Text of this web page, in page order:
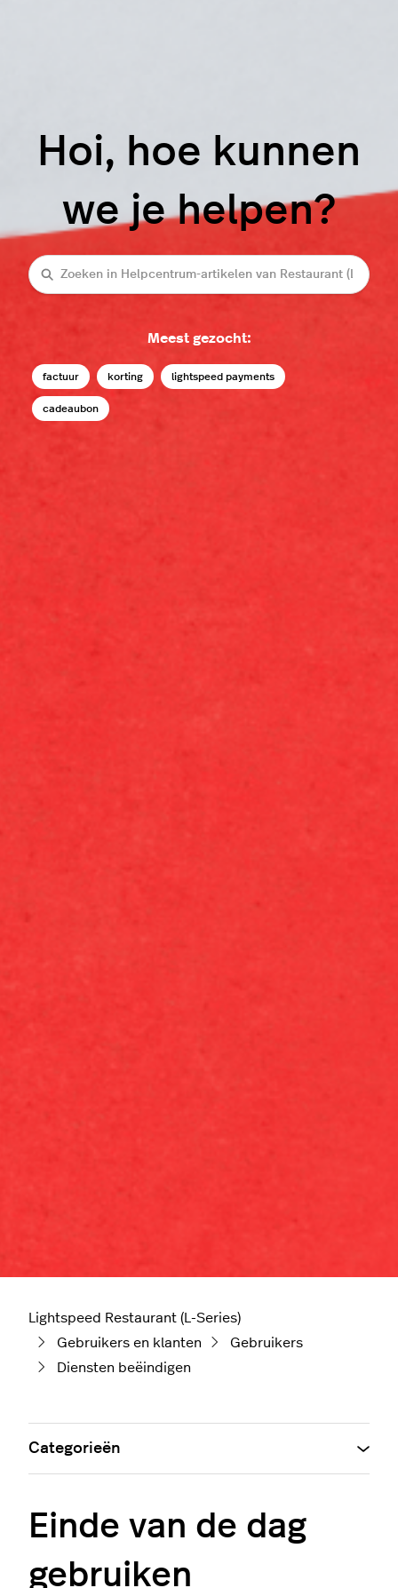
Hoi, hoe kunnen
we je helpen?
Zoeken
Meest gezocht:
factuur korting lightspeed payments
cadeaubon
Lightspeed Restaurant (L-Series)
Gebruikers en klanten
Gebruikers
Diensten beëindigen
Einde van de dag
gebruiken
Categorieën